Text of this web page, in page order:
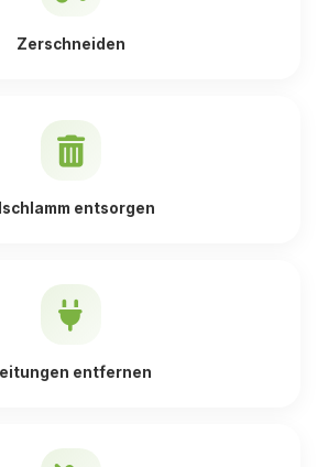
Zerschneiden
entsorgen
entfernen